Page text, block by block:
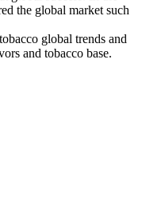
the global market such
global trends and
and tobacco base.